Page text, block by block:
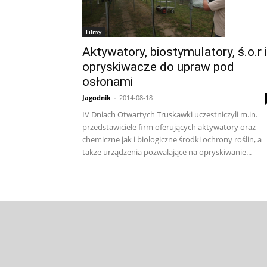
Filmy
Aktywatory, biostymulatory, ś.o.r i
opryskiwacze do upraw pod
osłonami
Jagodnik - 2014-08-18
IV Dniach Otwartych Truskawki uczestniczyli m.in.
przedstawiciele firm oferujących aktywatory oraz
chemiczne jak i biologiczne środki ochrony roślin, a
także urządzenia pozwalające na opryskiwanie...